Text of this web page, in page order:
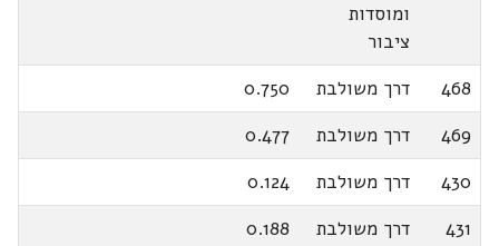
ומוסדות
ציבור
468 דרך משולבת
0.750
469
דרך משולבת
0.477
430
דרך משולבת
0.124
431
דרך משולבת
0.188